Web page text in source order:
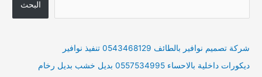
البحث
شركة تصميم نوافير بالطائف 0543468129 تنفيذ نوافير
ديكورات داخلية بالاحساء 0557534995 بديل خشب بديل رخام